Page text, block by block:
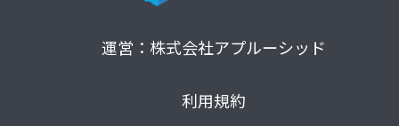
運営：株式会社アプルーシッド
利用規約